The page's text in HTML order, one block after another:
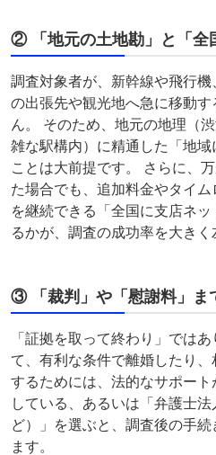
② 「地元の土地勘」と「全
調査対象者が、新幹線や飛行
の出張先や観光地へ急に移動
ん。 そのため、地元の地理（
雑な駅構内）に精通した「地
ことは大前提です。 さらに、
た場合でも、追加料金やタイ
を継続できる「全国に支店ネ
るかが、調査の成功率を大きく
③ 「裁判」や「慰謝料」ま
「証拠を取って終わり」では
て、有利な条件で離婚したり
するためには、法的なサポー
している、あるいは「弁護士
ど）」を選ぶと、調査後の手
ます。